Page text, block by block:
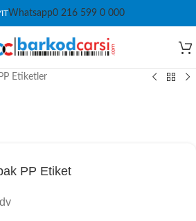
Whatsapp0 216 599 0 000
Etiketler
PP Etiket